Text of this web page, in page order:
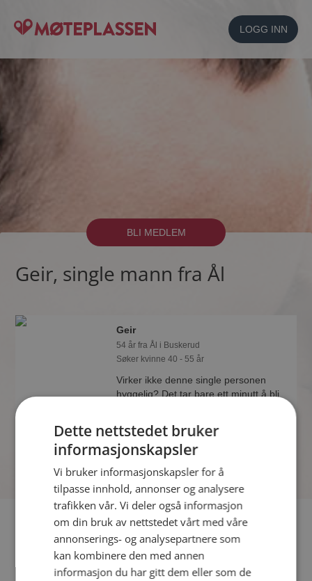
LOGG INN
BLI MEDLEM
Geir, single mann fra Ål
Geir
54 år fra Ål i Buskerud
Søker kvinne 40 - 55 år
Virker ikke denne single personen
hyggelig? Det tar bare ett minutt å bli
Fler single
Flere singlemenn fra Ål :Jerome, Ja-kanskje
Kvinner fra Ål
Dette nettstedet bruker
informasjonskapsler
Vi bruker informasjonskapsler for å
tilpasse innhold, annonser og analysere
trafikken vår. Vi deler også informasjon
om din bruk av nettstedet vårt med våre
annonserings- og analysepartnere som
kan kombinere den med annen
informasjon du har gitt dem eller som de